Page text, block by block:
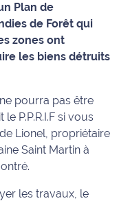
Plan de
de Forêt qui
zones ont
les biens détruits
pourra pas être
P.P.R.I.F si vous
Lionel, propriétaire
Saint Martin à
les travaux, le